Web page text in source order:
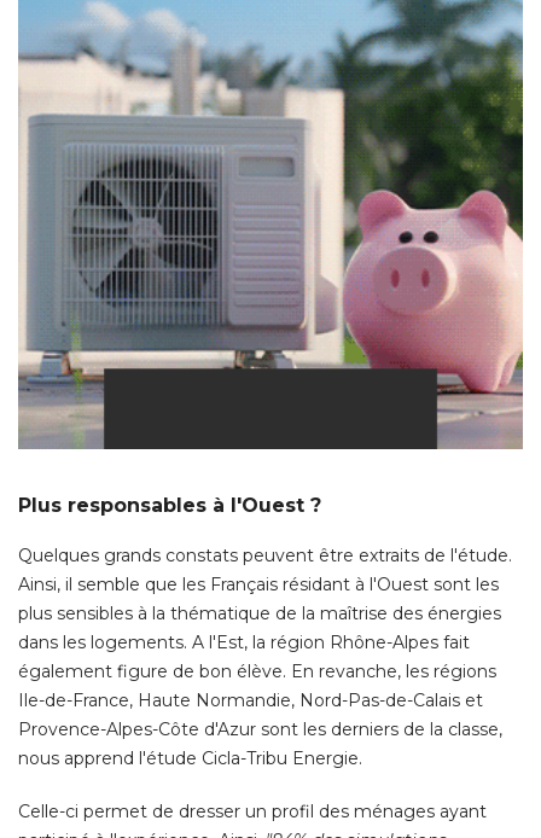
Plus responsables à l'Ouest ?
Quelques grands constats peuvent être extraits de l'étude.
Ainsi, il semble que les Français résidant à l'Ouest sont les
plus sensibles à la thématique de la maîtrise des énergies
dans les logements. A l'Est, la région Rhône-Alpes fait
également figure de bon élève. En revanche, les régions
Ile-de-France, Haute Normandie, Nord-Pas-de-Calais et
Provence-Alpes-Côte d'Azur sont les derniers de la classe,
nous apprend l'étude Cicla-Tribu Energie.
Celle-ci permet de dresser un profil des ménages ayant